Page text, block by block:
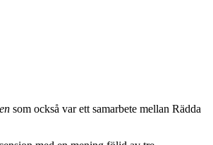
som också var ett samarbete mellan Rädda